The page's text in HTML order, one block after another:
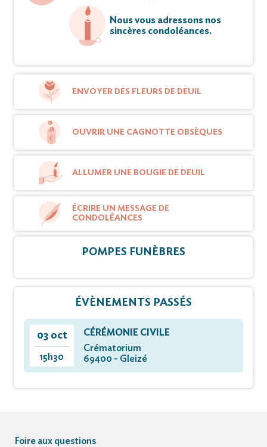
Nous vous adressons nos
sincères condoléances.
ENVOYER DES FLEURS DE DEUIL
OUVRIR UNE CAGNOTTE OBSÈQUES
ALLUMER UNE BOUGIE DE DEUIL
ÉCRIRE UN MESSAGE DE
CONDOLÉANCES
POMPES FUNÈBRES
ÉVÈNEMENTS PASSÉS
03 oct
15h30
CÉRÉMONIE CIVILE
Crématorium
69400 - Gleizé
Foire aux questions